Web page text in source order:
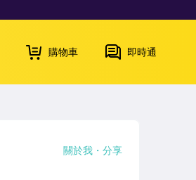
購物車 即時通
關於我 分享